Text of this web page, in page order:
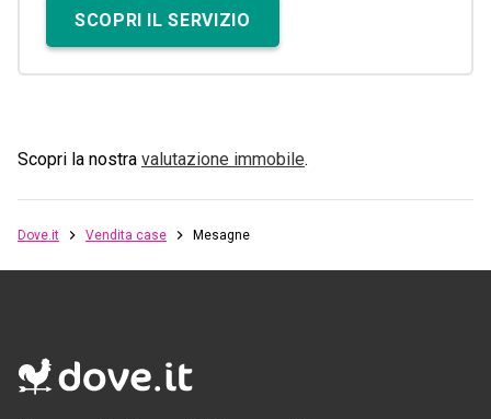
SCOPRI IL SERVIZIO
Scopri la nostra valutazione immobile.
Dove.it Vendita case Mesagne